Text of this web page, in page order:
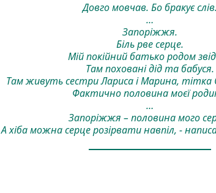
Довго мовчав. Бо бракує слів.
…
Запоріжжя.
Біль рве серце.
Мій покійний батько родом
Там поховані дід та бабуся.
Там живуть сестри Лариса і Марина, тітка
Фактично половина моєї
…
Запоріжжя – половина мого
А хіба можна серце розірвати навпіл, -